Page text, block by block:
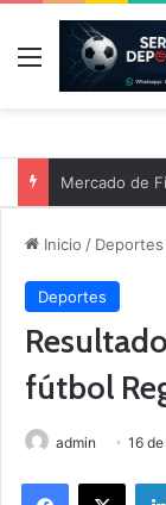
Menú
Inicio / Deportes
Deportes
fútbol
admin 16